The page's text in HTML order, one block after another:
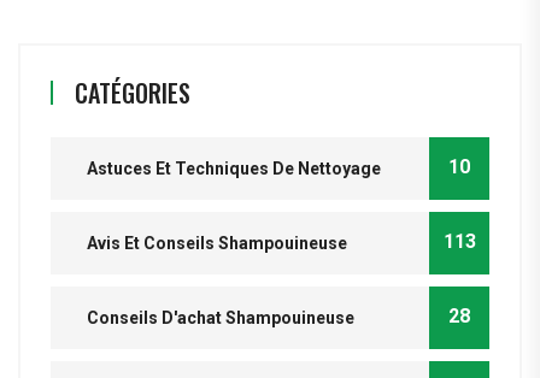
CATÉGORIES
Astuces Et Techniques De Nettoyage 10
Avis Et Conseils Shampouineuse 113
Conseils D'achat Shampouineuse 28